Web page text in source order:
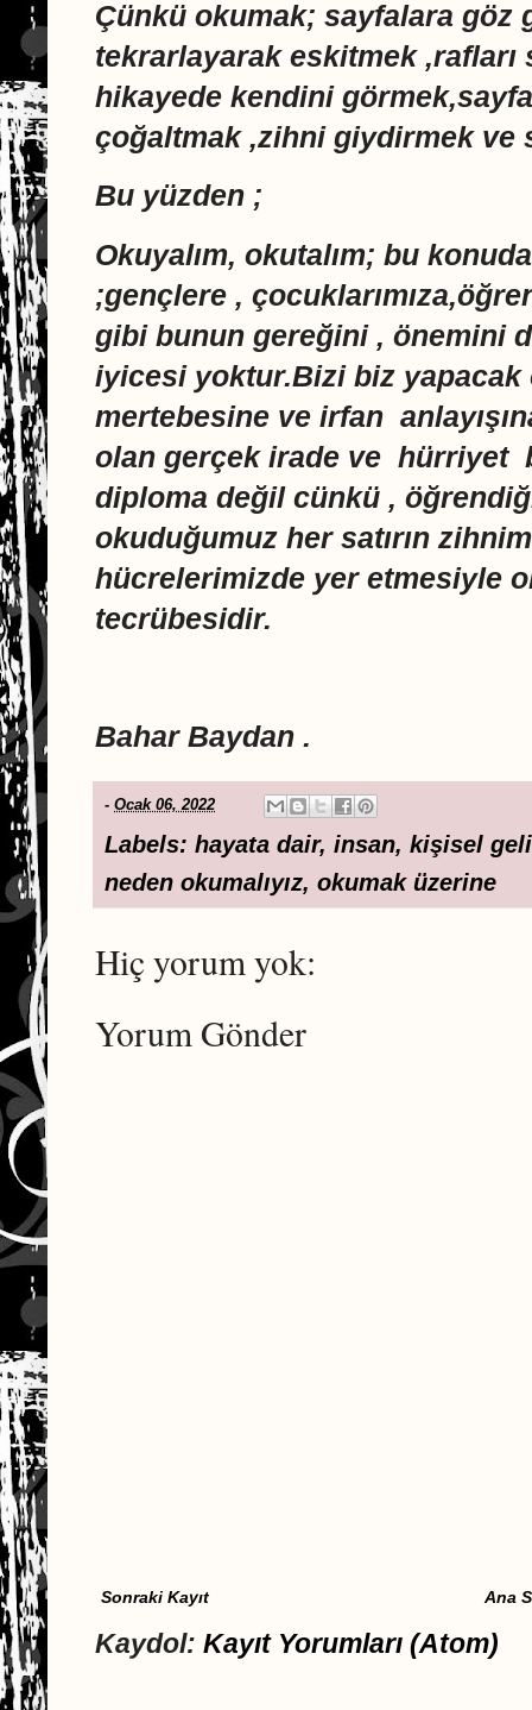
Çünkü okumak; sayfalara göz
tekrarlayarak eskitmek
hikayede kendini
çoğaltmak ,zihni giydirmek ve
Bu yüzden ;
Okuyalım, okutalım; bu
;gençlere ,
gibi bunun gereğini , önemini
iyicesi yoktur.Bizi biz
mertebesine ve irfan
olan gerçek irade ve hürriyet
diploma değil cünkü ,
okuduğumuz her satırın
hücrelerimizde yer etmesiyle
tecrübesidir.
Bahar Baydan .
- Ocak 06, 2022
Labels: hayata dair, insan, kişisel
neden okumalıyız, okumak üzerine
Hiç yorum yok:
Yorum Gönder
Sonraki Kayıt Ana
Kaydol: Kayıt Yorumları (Atom)